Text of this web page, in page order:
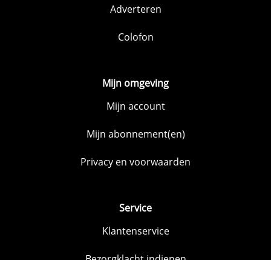
Adverteren
Colofon
Mijn omgeving
Mijn account
Mijn abonnement(en)
Privacy en voorwaarden
Service
Klantenservice